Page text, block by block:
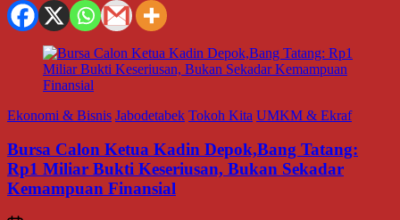
Ekonomi & Bisnis Jabodetabek Tokoh Kita UMKM & Ekraf
Bursa Calon Ketua Kadin Depok,Bang Tatang:
Rp1 Miliar Bukti Keseriusan, Bukan Sekadar
Kemampuan Finansial